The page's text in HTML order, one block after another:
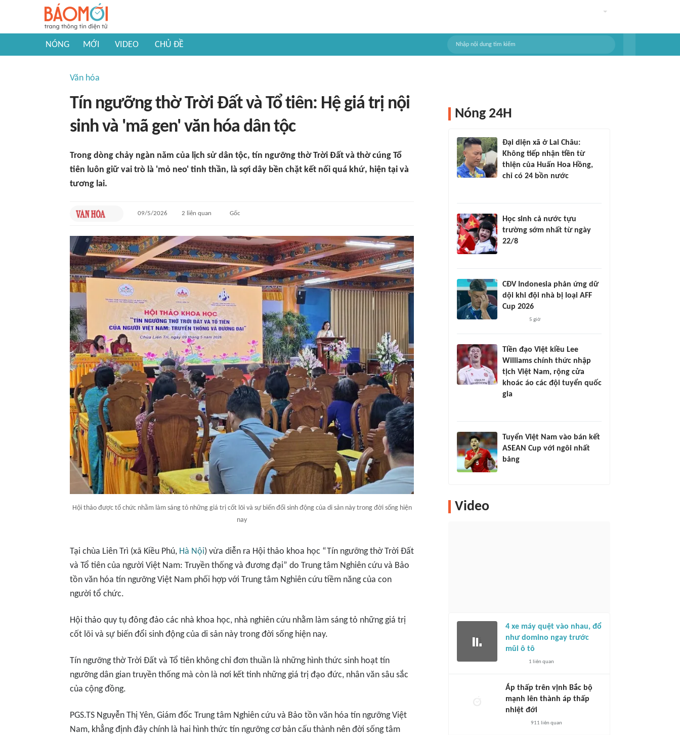
NÓNG MỚI VIDEO CHỦ ĐỀ
Văn hóa
Tín ngưỡng thờ Trời Đất và Tổ tiên: Hệ giá trị nội
sinh và 'mã gen' văn hóa dân tộc
Trong dòng chảy ngàn năm của lịch sử dân tộc, tín ngưỡng thờ Trời Đất và thờ cúng Tổ
tiên luôn giữ vai trò là 'mỏ neo' tinh thần, là sợi dây bền chặt kết nối quá khứ, hiện tại và
tương lai.
09/5/2026 2 liên quan Gốc
Hội thảo được tổ chức nhằm làm sáng tỏ những giá trị cốt lõi và sự biến đổi sinh động của di sản này trong đời sống hiện
nay
Tại chùa Liên Trì (xã Kiều Phú, Hà Nội) vừa diễn ra Hội thảo khoa học “Tín ngưỡng thờ Trời Đất
và Tổ tiên của người Việt Nam: Truyền thống và đương đại” do Trung tâm Nghiên cứu và Bảo
tồn văn hóa tín ngưỡng Việt Nam phối hợp với Trung tâm Nghiên cứu tiềm năng của con
người tổ chức.
Hội thảo quy tụ đông đảo các nhà khoa học, nhà nghiên cứu nhằm làm sáng tỏ những giá trị
cốt lõi và sự biến đổi sinh động của di sản này trong đời sống hiện nay.
Tín ngưỡng thờ Trời Đất và Tổ tiên không chỉ đơn thuần là những hình thức sinh hoạt tín
ngưỡng dân gian truyền thống mà còn là nơi kết tinh những giá trị đạo đức, nhân văn sâu sắc
của cộng đồng.
PGS.TS Nguyễn Thị Yên, Giám đốc Trung tâm Nghiên cứu và Bảo tồn văn hóa tín ngưỡng Việt
Nam, khẳng định đây chính là hai hình thức tín ngưỡng cơ bản cấu thành nên đời sống tâm
Nóng 24H
Đại diện xã ở Lai Châu:
Không tiếp nhận tiền từ
thiện của Huấn Hoa Hồng,
chỉ có 24 bồn nước
Học sinh cả nước tựu
trường sớm nhất từ ngày
22/8
CĐV Indonesia phản ứng dữ
dội khi đội nhà bị loại AFF
Cup 2026
5 giờ
Tiền đạo Việt kiều Lee
Williams chính thức nhập
tịch Việt Nam, rộng cửa
khoác áo các đội tuyển quốc
gia
Tuyển Việt Nam vào bán kết
ASEAN Cup với ngôi nhất
bảng
Video
4 xe máy quệt vào nhau, đổ
như domino ngay trước
mũi ô tô
1 liên quan
Áp thấp trên vịnh Bắc bộ
mạnh lên thành áp thấp
nhiệt đới
911 liên quan